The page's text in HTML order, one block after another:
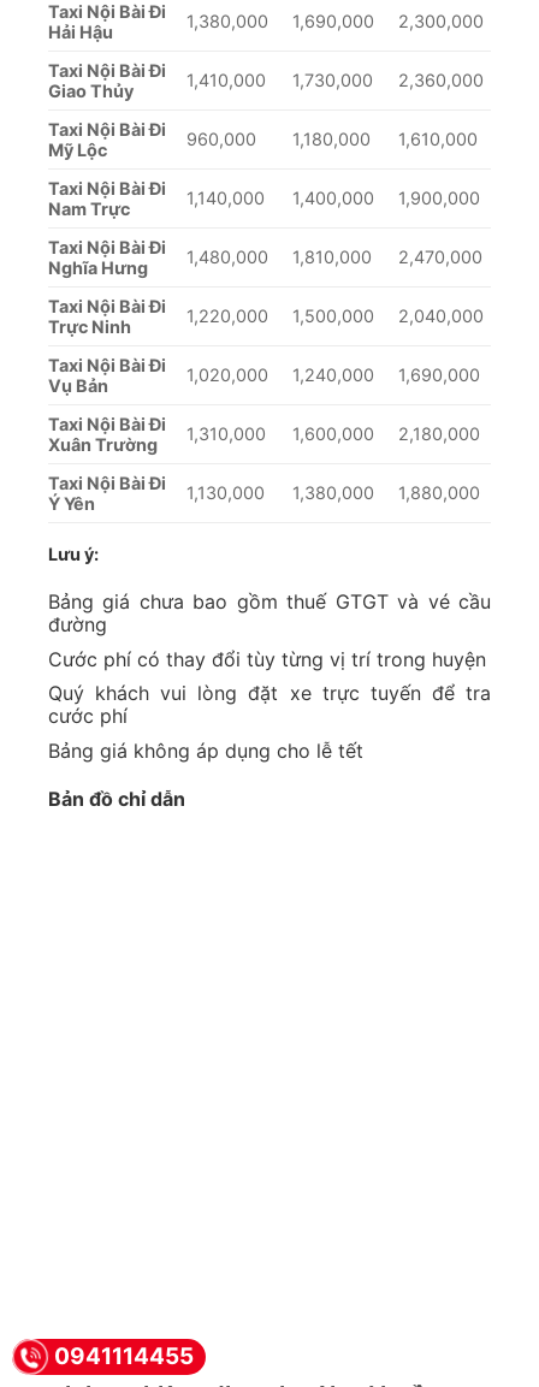
Taxi Nội Bài Đi
Hải Hậu
1,380,000 1,690,000 2,300,000
Taxi Nội Bài Đi
Giao Thủy
1,410,000 1,730,000 2,360,000
Taxi Nội Bài Đi
Mỹ Lộc
960,000 1,180,000 1,610,000
Taxi Nội Bài Đi
Nam Trực
1,140,000 1,400,000 1,900,000
Taxi Nội Bài Đi
Nghĩa Hưng
1,480,000 1,810,000 2,470,000
Taxi Nội Bài Đi
Trực Ninh
1,220,000 1,500,000 2,040,000
Taxi Nội Bài Đi
Vụ Bản
1,020,000 1,240,000 1,690,000
Taxi Nội Bài Đi
Xuân Trường
1,310,000 1,600,000 2,180,000
Taxi Nội Bài Đi
Ý Yên
1,130,000 1,380,000 1,880,000
Lưu ý:
Bảng giá chưa bao gồm thuế GTGT và vé cầu
đường
Cước phí có thay đổi tùy từng vị trí trong huyện
Quý khách vui lòng đặt xe trực tuyến để tra
cước phí
Bảng giá không áp dụng cho lễ tết
Bản đồ chỉ dẫn
0941114455